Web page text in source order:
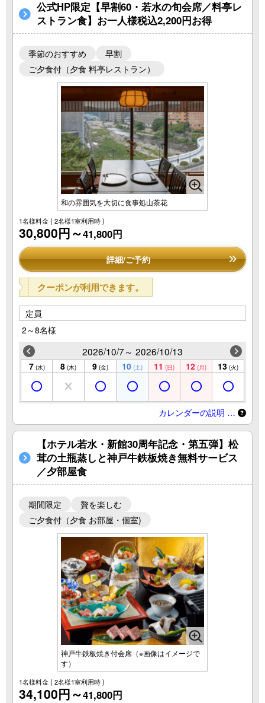
公式HP限定【早割60・若水の旬会席／料亭レ
ストラン食】お一人様税込2,200円お得
季節のおすすめ
早割
ご夕食付（夕食 料亭レストラン）
和の雰囲気を大切に食事処山茶花
1名様料金( 2名様1室利用時 )
30,800円～41,800円
詳細/ご予約
クーポンが利用できます。
定員
2～8名様
2026/10/7～ 2026/10/13
7 (水) 8 (木) 9 (金) 10 (土) 11 (日) 12 (月) 13 (火)
カレンダーの説明 …
【ホテル若水・新館30周年記念・第五弾】松
茸の土瓶蒸しと神戸牛鉄板焼き無料サービス
／夕部屋食
期間限定
贅を楽しむ
ご夕食付（夕食 お部屋・個室)
神戸牛鉄板焼き付会席（※画像はイメージで
す）
1名様料金( 2名様1室利用時 )
34,100円～41,800円